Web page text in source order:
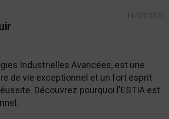
11/03/2025
Industrielles Avancées, est une
de vie exceptionnel et un fort esprit
Découvrez pourquoi l'ESTIA est